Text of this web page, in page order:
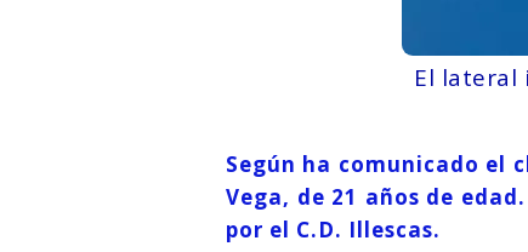
El lateral
Según ha comunicado el
Vega, de 21 años de
por el C.D. Illescas.